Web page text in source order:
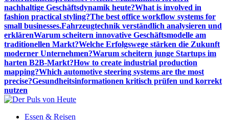
nachhaltige Geschäftsdynamik heute?What is involved in
fashion practical styling?The best office workflow systems for
small businesses.Fahrzeugtechnik verständlich analysieren und
erklärenWarum scheitern innovative Geschäftsmodelle am
traditionellen Markt?Welche Erfolgswege stärken die Zukunft
moderner Unternehmen?Warum scheitern junge Startups im
harten B2B-Markt?How to create industrial production
mapping?Which automotive steering systems are the most
precise?Gesundheitsinformationen kritisch prüfen und korrekt
nutzen
Meldungen die Resonanz finden
Essen & Reisen